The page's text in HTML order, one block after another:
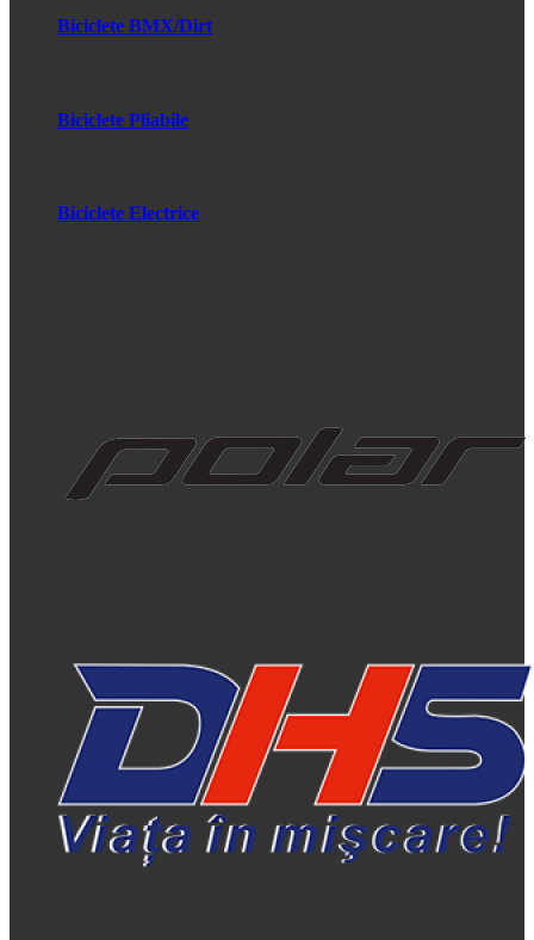
Biciclete BMX/Dirt
Biciclete Pliabile
Biciclete Electrice